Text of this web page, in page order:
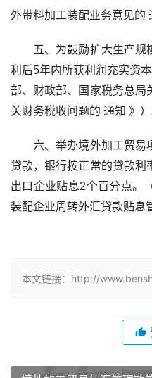
外带料加工装配业务意见的
五、为鼓励扩大生产规
利后5年内所获利润充实资
部、财政部、国家税务总局
关财务税收问题的 通知 》）
六、举办境外加工贸易
贷款，银行按正常的贷款利
出口企业贴息2个百分点。
装配企业周转外汇贷款贴息
本文链接：http://